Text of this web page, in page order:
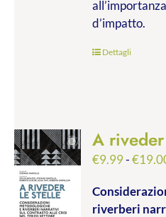
d’impatto.
Dettagli
A
€9.99-€
riverberi